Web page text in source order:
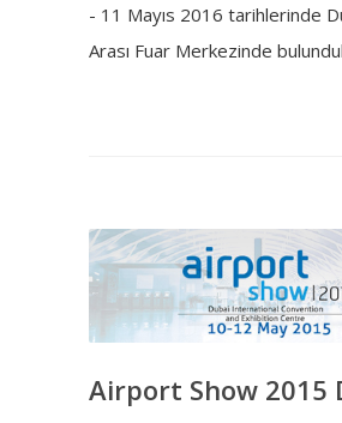
- 11 Mayıs 2016 tarihlerinde
Arası Fuar Merkezinde
Airport Show 2015